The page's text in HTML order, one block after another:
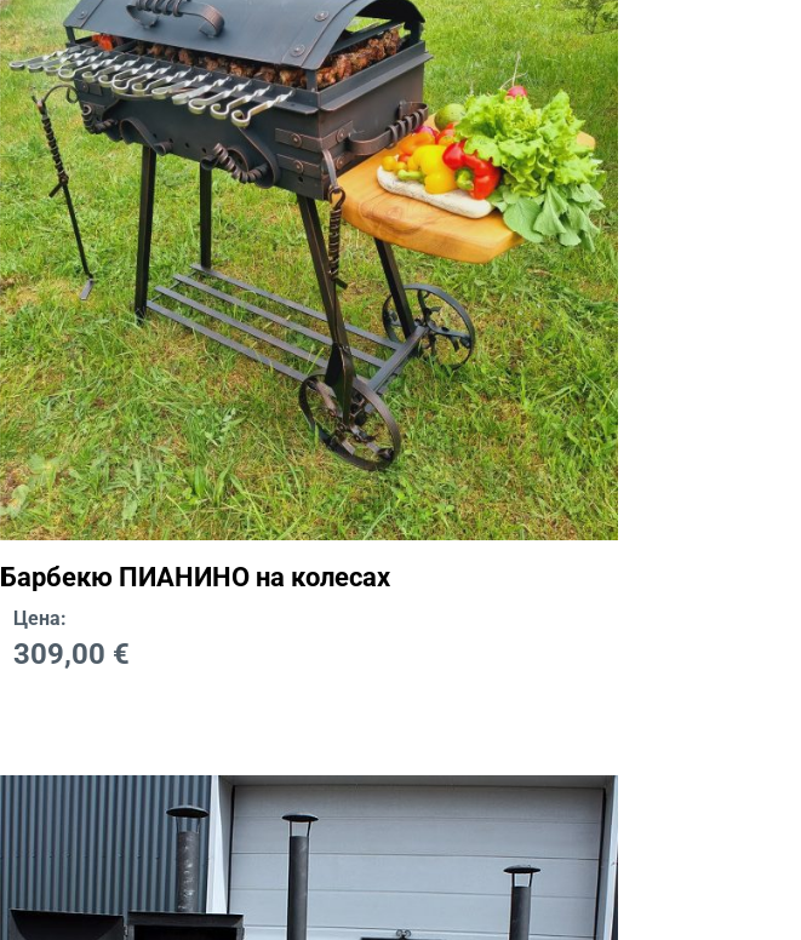
Барбекю ПИАНИНО на колесах
Цена:
309,00 €